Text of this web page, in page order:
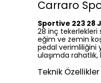
Carraro
Sportive 223 28
28 inç tekerlekleri
eğim ve zemin
pedal verimliliğini
ulaşımda
Teknik Özellikler